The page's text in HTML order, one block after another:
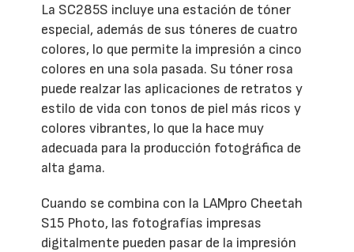
La SC285S incluye una estación de tóner
especial, además de sus tóneres de cuatro
colores, lo que permite la impresión a cinco
colores en una sola pasada. Su tóner rosa
puede realzar las aplicaciones de retratos y
estilo de vida con tonos de piel más ricos y
colores vibrantes, lo que la hace muy
adecuada para la producción fotográfica de
alta gama.
Cuando se combina con la LAMpro Cheetah
S15 Photo, las fotografías impresas
digitalmente pueden pasar de la impresión